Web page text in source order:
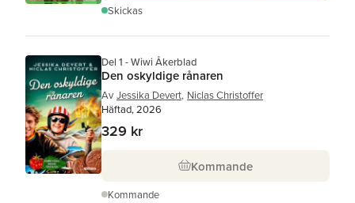
Skickas
Del 1 - Wiwi Åkerblad
Den oskyldige rånaren
Av Jessika Devert, Niclas Christoffer
Häftad, 2026
329 kr
Kommande
Kommande